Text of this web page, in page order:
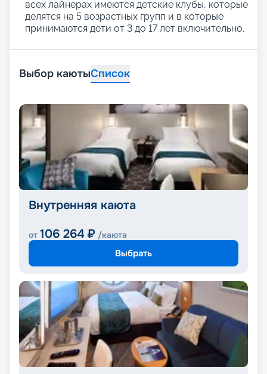
всех лайнерах имеются детские клубы, которые
делятся на 5 возрастных групп и в которые
принимаются дети от 3 до 17 лет включительно.
Выбор каютыСписок
Внутренняя каюта
от 106 264 ₽ /каюта
Выбрать